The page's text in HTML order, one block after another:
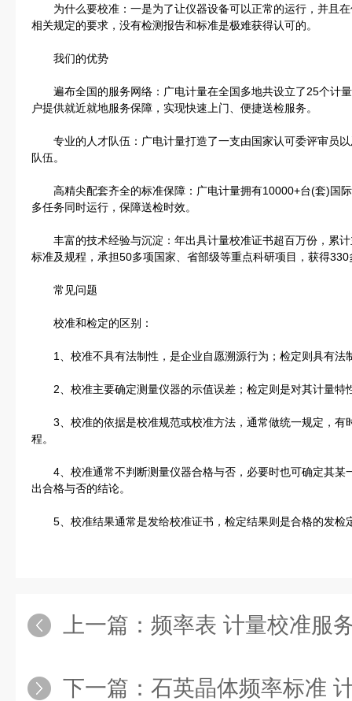
为什么要校准：一是为了让仪器设备可以正常的运行，并且在
相关规定的要求，没有检测报告和标准是极难获得认可的。
我们的优势
遍布全国的服务网络：广电计量在全国多地共设立了25个计
户提供就近就地服务保障，实现快速上门、便捷送检服务。
专业的人才队伍：广电计量打造了一支由国家认可委评审员以
队伍。
高精尖配套齐全的标准保障：广电计量拥有10000+台(套)国
多任务同时运⾏，保障送检时效。
丰富的技术经验与沉淀：年出具计量校准证书超百万份，累计
标准及规程，承担50多项国家、省部级等重点科研项⽬，获得
常见问题
校准和检定的区别：
1、校准不具有法制性，是企业自愿溯源行为；检定则具有法
2、校准主要确定测量仪器的示值误差；检定则是对其计量特
3、校准的依据是校准规范或校准方法，通常做统一规定，有
程。
4、校准通常不判断测量仪器合格与否，必要时也可确定其某
出合格与否的结论。
5、校准结果通常是发给校准证书，检定结果则是合格的发检
上一篇： 频率表 计量校准服
下一篇： 石英晶体频率标准